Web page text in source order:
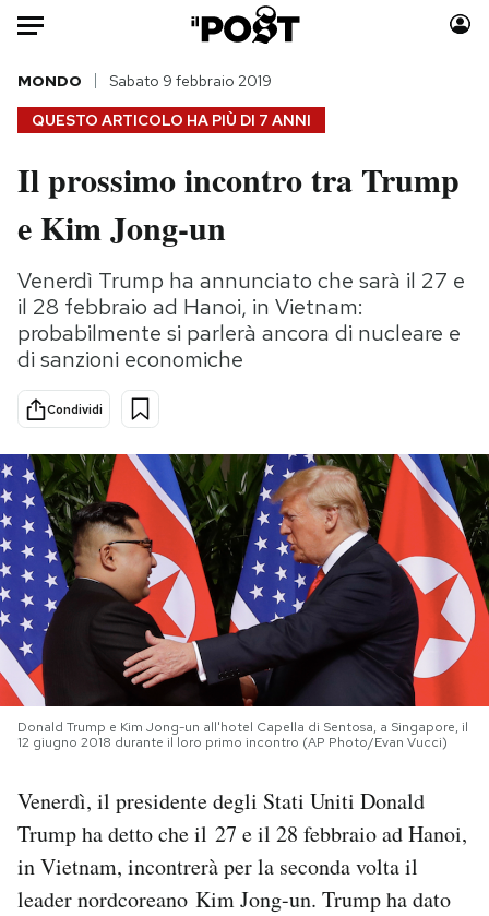
Auto
HOME
Italia
Politica
Tecnologia
Internet
Scienza
Cultura
Economia
Moda
Storie/Idee
Ok Boomer!
Media
PODCAST
NEWSLETTER
I MIEI PREFERITI
SHOP
CALENDARIO
AREA PERSONALE
QUESTO ARTICOLO HA PIÙ DI 7 ANNI
MONDO Sabato 9 febbraio 2019
Il prossimo incontro tra Trump
e Kim Jong-un
Venerdì Trump ha annunciato che sarà il 27 e
il 28 febbraio ad Hanoi, in Vietnam:
probabilmente si parlerà ancora di nucleare e
di sanzioni economiche
Condividi
Donald Trump e Kim Jong-un all'hotel Capella di Sentosa, a Singapore, il
12 giugno 2018 durante il loro primo incontro (AP Photo/Evan Vucci)
Venerdì, il presidente degli Stati Uniti Donald
Trump ha detto che il 27 e il 28 febbraio ad Hanoi,
in Vietnam, incontrerà per la seconda volta il
leader nordcoreano Kim Jong-un. Trump ha dato